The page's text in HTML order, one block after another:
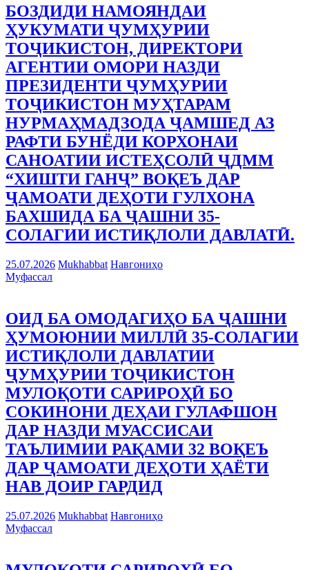
БОЗДИДИ НАМОЯНДАИ
ҲУКУМАТИ ҶУМҲУРИИ
ТОҶИКИСТОН, ДИРЕКТОРИ
АГЕНТИИ ОМОРИ НАЗДИ
ПРЕЗИДЕНТИ ҶУМҲУРИИ
ТОҶИКИСТОН МУҲТАРАМ
НУРМАҲМАДЗОДА ҶАМШЕД АЗ
РАФТИ БУНЁДИ КОРХОНАИ
САНОАТИИ ИСТЕҲСОЛӢ ҶДММ
“ХИШТИ ГАНҶ” ВОҚЕЪ ДАР
ҶАМОАТИ ДЕҲОТИ ГУЛХОНА
БАХШИДА БА ҶАШНИ 35-
СОЛАГИИ ИСТИҚЛОЛИ ДАВЛАТӢ.
25.07.2026 Mukhabbat Навгониҳо
Муфассал
ОИД БА ОМОДАГИҲО БА ҶАШНИ
ҲУМОЮНИИ МИЛЛӢ 35-СОЛАГИИ
ИСТИҚЛОЛИ ДАВЛАТИИ
ҶУМҲУРИИ ТОҶИКИСТОН
МУЛОҚОТИ САРИРОҲӢ БО
СОКИНОНИ ДЕҲАИ ГУЛАФШОН
ДАР НАЗДИ МУАССИСАИ
ТАЪЛИМИИ РАҚАМИ 32 ВОҚЕЪ
ДАР ҶАМОАТИ ДЕҲОТИ ҲАЁТИ
НАВ ДОИР ГАРДИД
25.07.2026 Mukhabbat Навгониҳо
Муфассал